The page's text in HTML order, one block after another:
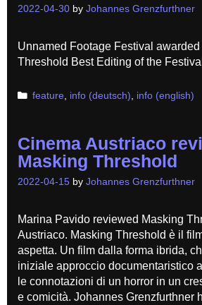
2022-04-30 by Johannes Grenzfurthner
Unnamed Footage Festival
Threshold Best Editing of the
Categories
feature info (deutsch) info (english)
Cinema Austriaco
Masking Threshold
2022-04-15 by Johannes Grenzfurthner
Marina Pavido reviewed Masking
Austriaco. Masking Threshold è il
aspetta. Un film dalla forma ibrida,
iniziale approccio documentaristico
le connotazioni di un horror in un
e comicità. Johannes Grenzfurthner